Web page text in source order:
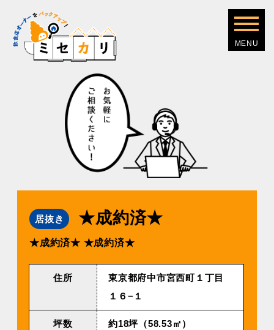
居抜き ★成約済★
★成約済★ ★成約済★
住所
東京都府中市宮西町１丁目
１６−１
坪数 約18坪（58.53㎡）